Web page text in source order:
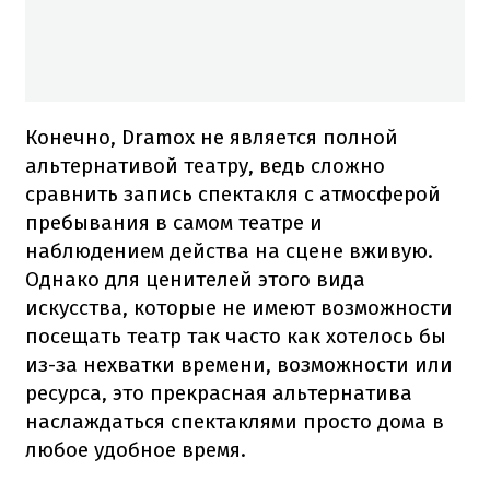
Конечно, Dramox не является полной
альтернативой театру, ведь сложно
сравнить запись спектакля с атмосферой
пребывания в самом театре и
наблюдением действа на сцене вживую.
Однако для ценителей этого вида
искусства, которые не имеют возможности
посещать театр так часто как хотелось бы
из-за нехватки времени, возможности или
ресурса, это прекрасная альтернатива
наслаждаться спектаклями просто дома в
любое удобное время.